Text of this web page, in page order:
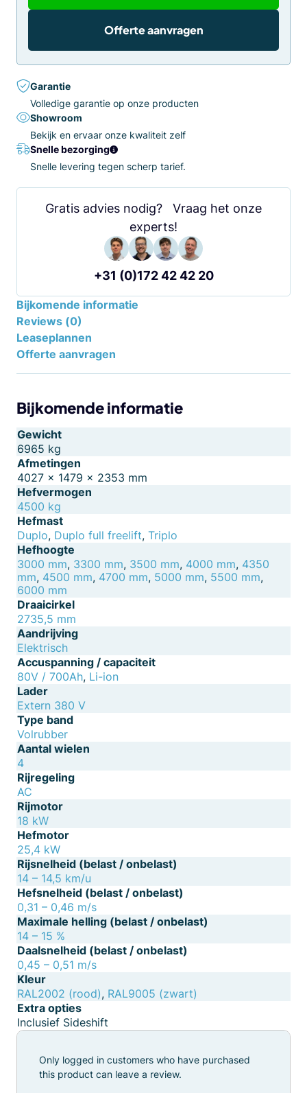
Offerte aanvragen
Garantie
Volledige garantie op onze producten
Showroom
Bekijk en ervaar onze kwaliteit zelf
Snelle bezorging
Snelle levering tegen scherp tarief.
Gratis advies nodig? Vraag het onze
experts!
+31 (0)172 42 42 20
Bijkomende informatie
Reviews (0)
Leaseplannen
Offerte aanvragen
Bijkomende informatie
Gewicht
6965 kg
Afmetingen
4027 × 1479 × 2353 mm
Hefvermogen
4500 kg
Hefmast
Duplo, Duplo full freelift, Triplo
Hefhoogte
3000 mm, 3300 mm, 3500 mm, 4000 mm, 4350
mm, 4500 mm, 4700 mm, 5000 mm, 5500 mm,
6000 mm
Draaicirkel
2735,5 mm
Aandrijving
Elektrisch
Accuspanning / capaciteit
80V / 700Ah, Li-ion
Lader
Extern 380 V
Type band
Volrubber
Aantal wielen
4
Rijregeling
AC
Rijmotor
18 kW
Hefmotor
25,4 kW
Rijsnelheid (belast / onbelast)
14 – 14,5 km/u
Hefsnelheid (belast / onbelast)
0,31 – 0,46 m/s
Maximale helling (belast / onbelast)
14 – 15 %
Daalsnelheid (belast / onbelast)
0,45 – 0,51 m/s
Kleur
RAL2002 (rood), RAL9005 (zwart)
Extra opties
Inclusief Sideshift
Only logged in customers who have purchased
this product can leave a review.